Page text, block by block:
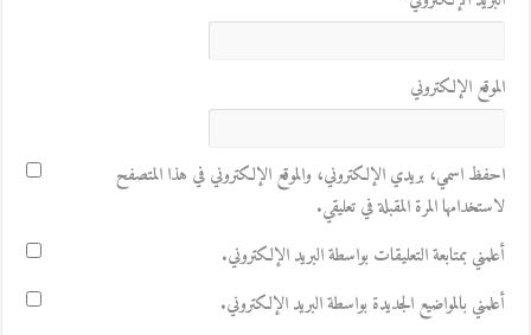
الموقع الإلكتروني
احفظ اسمي، بريدي الإلكتروني، والموقع الإلكتروني في هذا المتصفح
لاستخدامها المرة المقبلة في تعليقي.
أعلمني بمتابعة التعليقات بواسطة البريد الإلكتروني.
أعلمني بالمواضيع الجديدة بواسطة البريد الإلكتروني.